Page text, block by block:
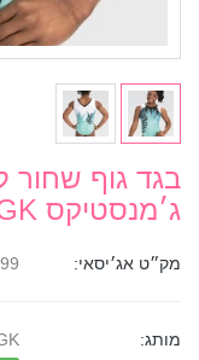
בגד גוף שחור
ג׳מנסטיקס GK
מק״ט אג׳יסאי:
מותג: